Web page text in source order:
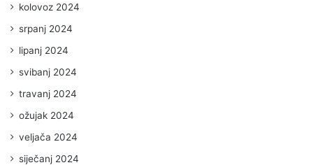
kolovoz 2024
srpanj 2024
lipanj 2024
svibanj 2024
travanj 2024
ožujak 2024
veljača 2024
siječanj 2024